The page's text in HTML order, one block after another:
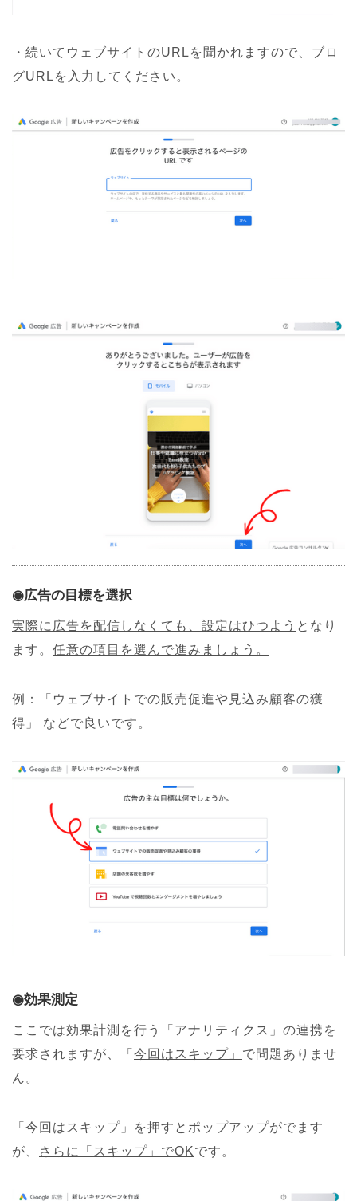
・続いてウェブサイトのURLを聞かれますので、ブロ
グURLを入力してください。
◉広告の目標を選択
実際に広告を配信しなくても、設定はひつよう となり
ます。 任意の項目を選んで進みましょう。
例：「ウェブサイトでの販売促進や見込み顧客の獲
得」
などで良いです。
◉効果測定
ここでは効果計測を行う「アナリティクス」の連携を
要求されますが、「 今回はスキップ」 で問題ありませ
ん。
「今回はスキップ」を押すとポップアップがでます
が、
さらに「スキップ」でOKです。